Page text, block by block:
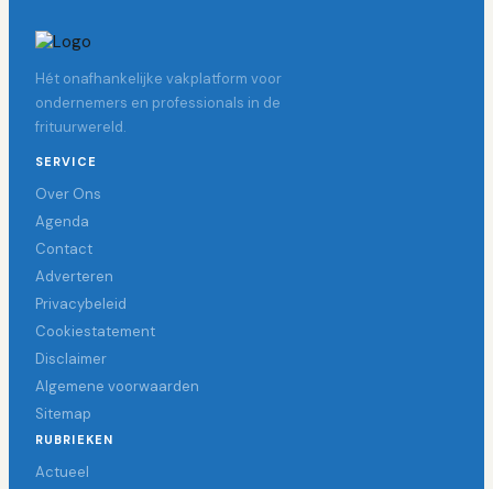
Hét onafhankelijke vakplatform voor
ondernemers en professionals in de
frituurwereld.
SERVICE
Over Ons
Agenda
Contact
Adverteren
Privacybeleid
Cookiestatement
Disclaimer
Algemene voorwaarden
Sitemap
RUBRIEKEN
Actueel